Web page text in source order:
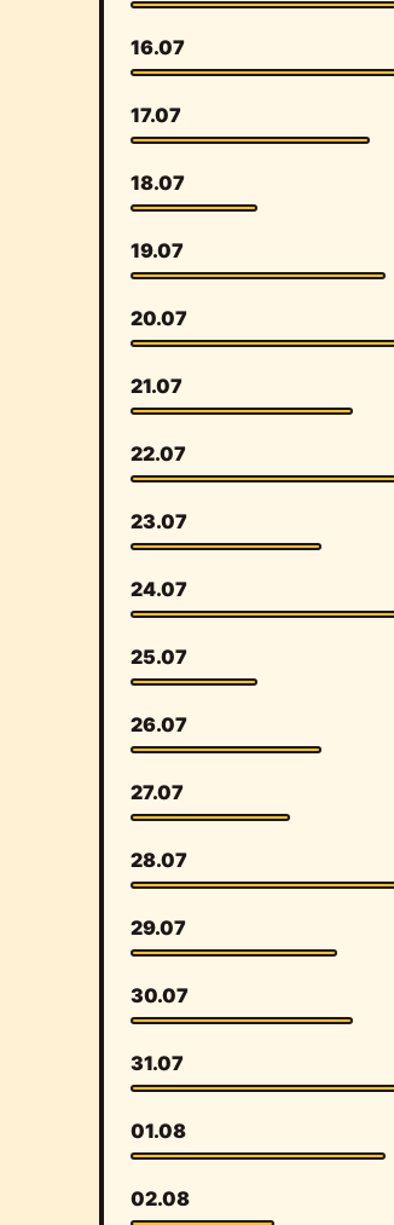
16.07
17.07
18.07
19.07
20.07
21.07
22.07
23.07
24.07
25.07
26.07
27.07
28.07
29.07
30.07
31.07
01.08
02.08